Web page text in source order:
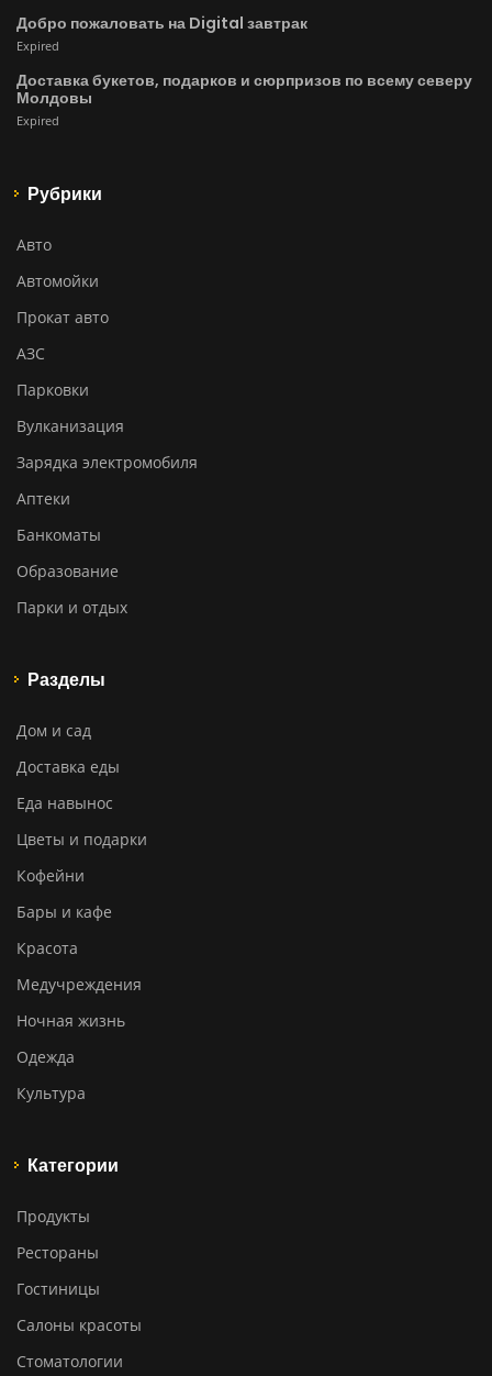
Добро пожаловать на Digital завтрак
Expired
Доставка букетов, подарков и сюрпризов по всему северу
Молдовы
Expired
Рубрики
Авто
Автомойки
Прокат авто
АЗС
Парковки
Вулканизация
Зарядка электромобиля
Аптеки
Банкоматы
Образование
Парки и отдых
Разделы
Дом и сад
Доставка еды
Еда навынос
Цветы и подарки
Кофейни
Бары и кафе
Красота
Медучреждения
Ночная жизнь
Одежда
Культура
Категории
Продукты
Рестораны
Гостиницы
Салоны красоты
Стоматологии